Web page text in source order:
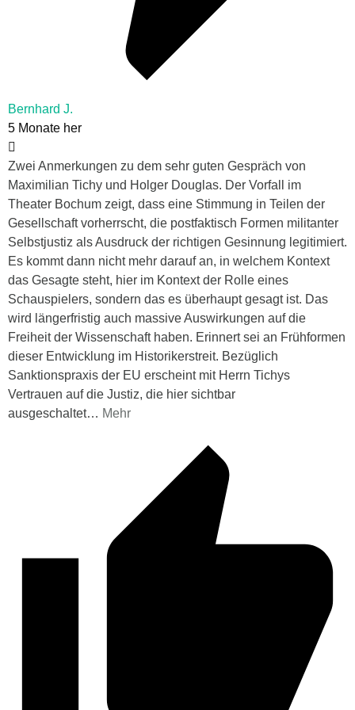
Bernhard J.
5 Monate her
Zwei Anmerkungen zu dem sehr guten Gespräch von
Maximilian Tichy und Holger Douglas. Der Vorfall im
Theater Bochum zeigt, dass eine Stimmung in Teilen der
Gesellschaft vorherrscht, die postfaktisch Formen militanter
Selbstjustiz als Ausdruck der richtigen Gesinnung legitimiert.
Es kommt dann nicht mehr darauf an, in welchem Kontext
das Gesagte steht, hier im Kontext der Rolle eines
Schauspielers, sondern das es überhaupt gesagt ist. Das
wird längerfristig auch massive Auswirkungen auf die
Freiheit der Wissenschaft haben. Erinnert sei an Frühformen
dieser Entwicklung im Historikerstreit. Bezüglich
Sanktionspraxis der EU erscheint mit Herrn Tichys
Vertrauen auf die Justiz, die hier sichtbar
ausgeschaltet… Mehr